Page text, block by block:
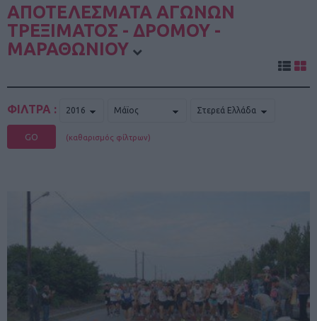
ΑΠΟΤΕΛΕΣΜΑΤΑ ΑΓΩΝΩΝ
ΤΡΕΞΙΜΑΤΟΣ - ΔΡΟΜΟΥ -
ΜΑΡΑΘΩΝΙΟΥ
ΦΙΛΤΡΑ :
GO (καθαρισμός φίλτρων)